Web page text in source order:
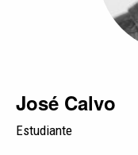
José Calvo
Estudiante